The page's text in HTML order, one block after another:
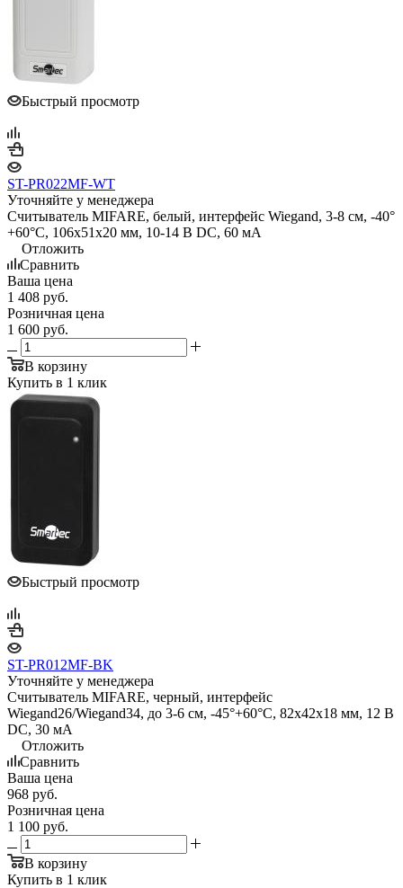
Быстрый просмотр
ST-PR022MF-WT
Уточняйте у менеджера
Считыватель MIFARE, белый, интерфейс Wiegand, 3-8 см, -40°
+60°С, 106x51x20 мм, 10-14 В DC, 60 мA
Отложить
Сравнить
Ваша цена
1 408 руб.
Розничная цена
1 600 руб.
В корзину
Купить в 1 клик
Быстрый просмотр
ST-PR012MF-BK
Уточняйте у менеджера
Считыватель MIFARE, черный, интерфейс
Wiegand26/Wiegand34, до 3-6 см, -45°+60°С, 82х42х18 мм, 12 В
DC, 30 мA
Отложить
Сравнить
Ваша цена
968 руб.
Розничная цена
1 100 руб.
В корзину
Купить в 1 клик